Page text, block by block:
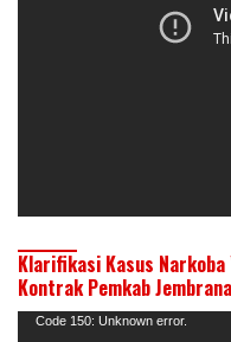
Klarifikasi Kasus Narkoba
Kontrak Pemkab Jembrana
Pemutar
Code 150: Unknown error.